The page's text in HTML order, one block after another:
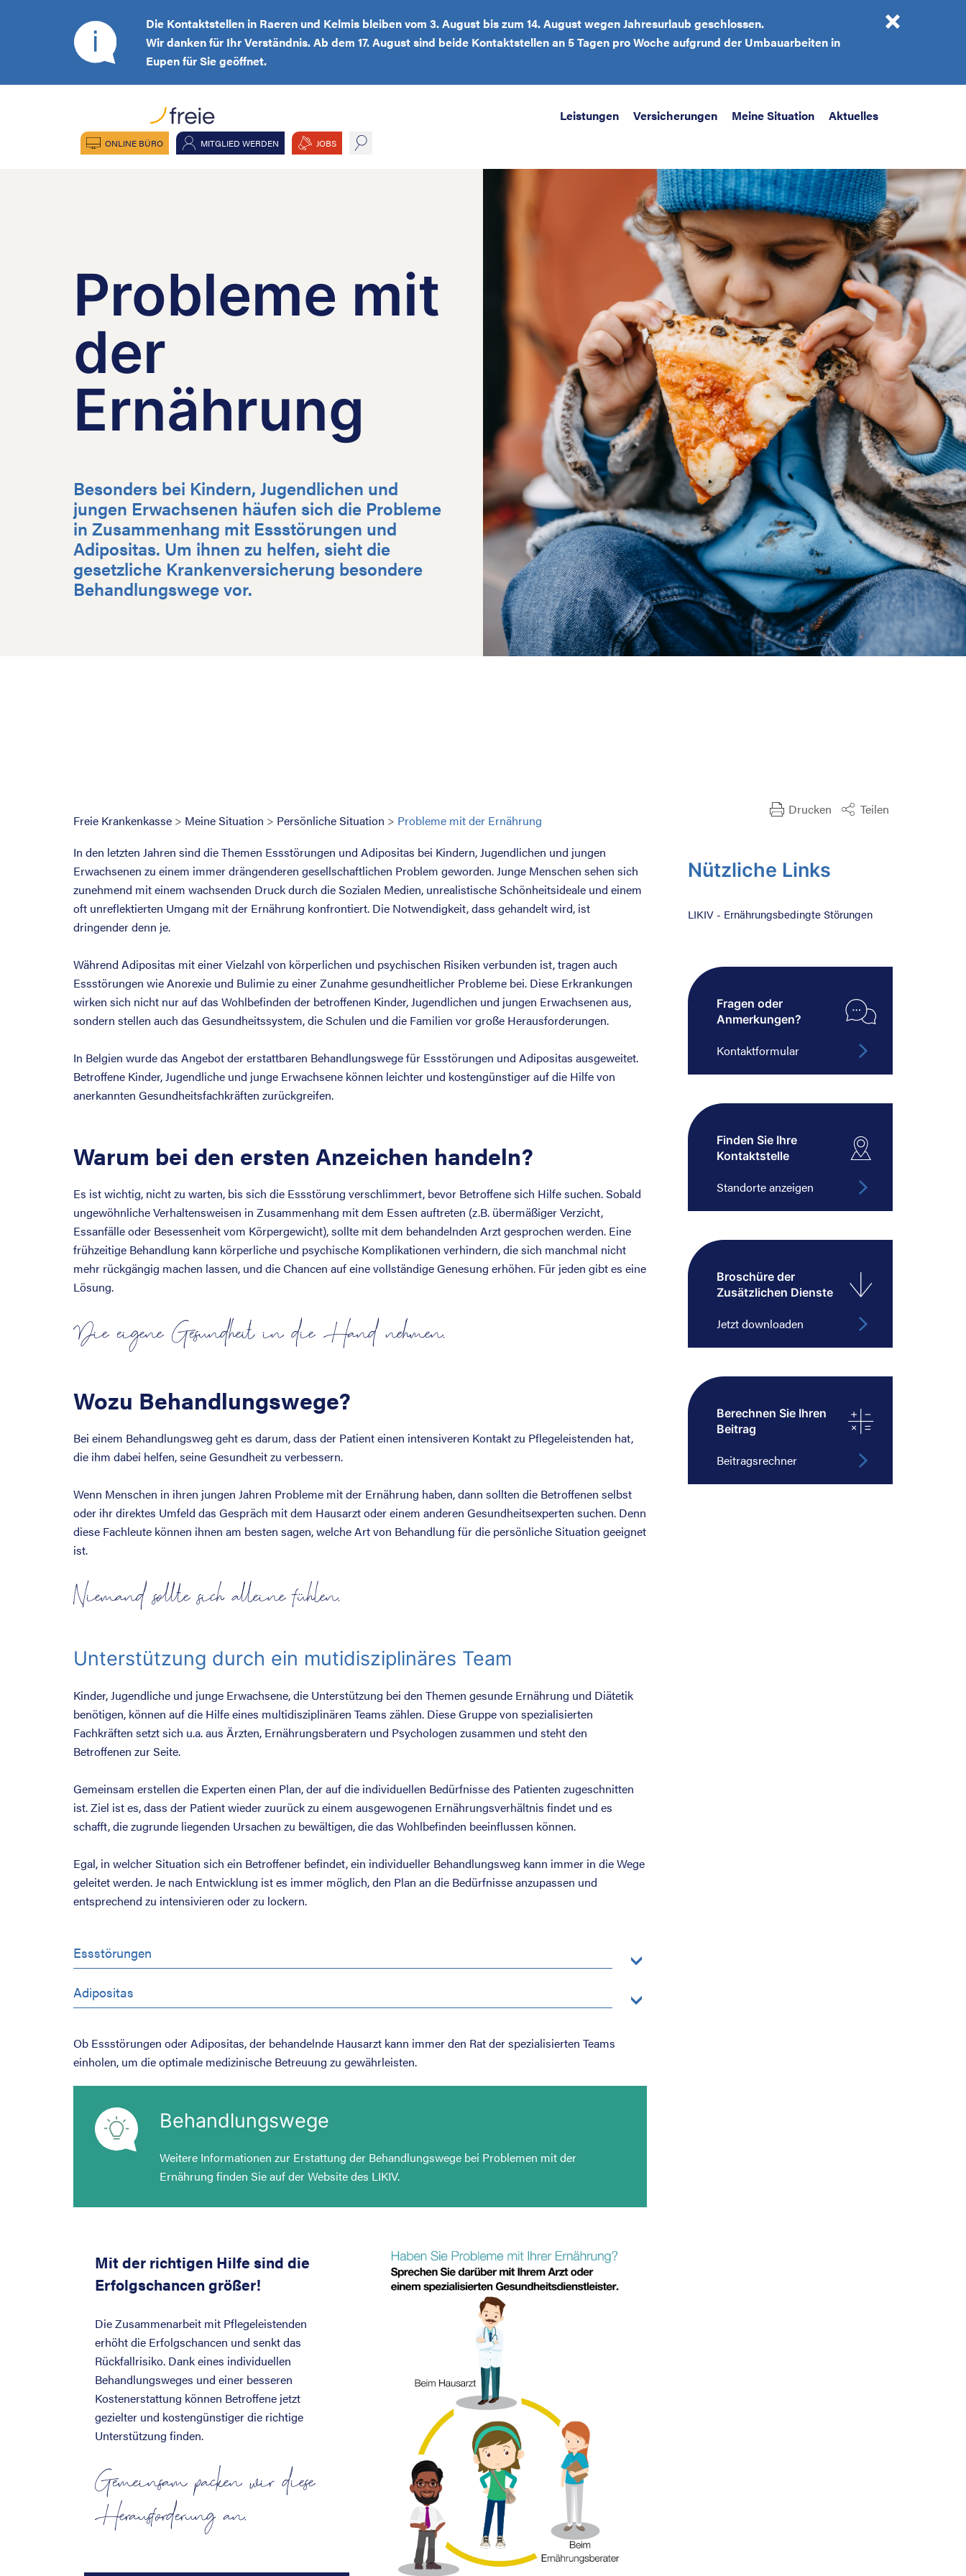
Die Kontaktstellen in Raeren und Kelmis bleiben vom 3. August bis zum 14. August wegen Jahresurlaub geschlossen.
Wir danken für Ihr Verständnis. Ab dem 17. August sind beide Kontaktstellen an 5 Tagen pro Woche aufgrund der Umbauarbeiten in
Eupen für Sie geöffnet.
Leistungen Versicherungen Meine Situation Aktuelles
ONLINE BÜRO MITGLIED WERDEN JOBS
Probleme mit
der
Ernährung
Besonders bei Kindern, Jugendlichen und
jungen Erwachsenen häufen sich die Probleme
in Zusammenhang mit Essstörungen und
Adipositas. Um ihnen zu helfen, sieht die
gesetzliche Krankenversicherung besondere
Behandlungswege vor.
Freie Krankenkasse > Meine Situation > Persönliche Situation > Probleme mit der Ernährung
In den letzten Jahren sind die Themen Essstörungen und Adipositas bei Kindern, Jugendlichen und jungen
Erwachsenen zu einem immer drängenderen gesellschaftlichen Problem geworden. Junge Menschen sehen sich
zunehmend mit einem wachsenden Druck durch die Sozialen Medien, unrealistische Schönheitsideale und einem
oft unreflektierten Umgang mit der Ernährung konfrontiert. Die Notwendigkeit, dass gehandelt wird, ist
dringender denn je.
Während Adipositas mit einer Vielzahl von körperlichen und psychischen Risiken verbunden ist, tragen auch
Essstörungen wie Anorexie und Bulimie zu einer Zunahme gesundheitlicher Probleme bei. Diese Erkrankungen
wirken sich nicht nur auf das Wohlbefinden der betroffenen Kinder, Jugendlichen und jungen Erwachsenen aus,
sondern stellen auch das Gesundheitssystem, die Schulen und die Familien vor große Herausforderungen.
In Belgien wurde das Angebot der erstattbaren Behandlungswege für Essstörungen und Adipositas ausgeweitet.
Betroffene Kinder, Jugendliche und junge Erwachsene können leichter und kostengünstiger auf die Hilfe von
anerkannten Gesundheitsfachkräften zurückgreifen.
Warum bei den ersten Anzeichen handeln?
Es ist wichtig, nicht zu warten, bis sich die Essstörung verschlimmert, bevor Betroffene sich Hilfe suchen. Sobald
ungewöhnliche Verhaltensweisen in Zusammenhang mit dem Essen auftreten (z.B. übermäßiger Verzicht,
Essanfälle oder Besessenheit vom Körpergewicht), sollte mit dem behandelnden Arzt gesprochen werden. Eine
frühzeitige Behandlung kann körperliche und psychische Komplikationen verhindern, die sich manchmal nicht
mehr rückgängig machen lassen, und die Chancen auf eine vollständige Genesung erhöhen. Für jeden gibt es eine
Lösung.
Die eigene Gesundheit in die Hand nehmen.
Wozu Behandlungswege?
Bei einem Behandlungsweg geht es darum, dass der Patient einen intensiveren Kontakt zu Pflegeleistenden hat,
die ihm dabei helfen, seine Gesundheit zu verbessern.
Wenn Menschen in ihren jungen Jahren Probleme mit der Ernährung haben, dann sollten die Betroffenen selbst
oder ihr direktes Umfeld das Gespräch mit dem Hausarzt oder einem anderen Gesundheitsexperten suchen. Denn
diese Fachleute können ihnen am besten sagen, welche Art von Behandlung für die persönliche Situation geeignet
ist.
Niemand sollte sich alleine fühlen.
Unterstützung durch ein mutidisziplinäres Team
Kinder, Jugendliche und junge Erwachsene, die Unterstützung bei den Themen gesunde Ernährung und Diätetik
benötigen, können auf die Hilfe eines multidisziplinären Teams zählen. Diese Gruppe von spezialisierten
Fachkräften setzt sich u.a. aus Ärzten, Ernährungsberatern und Psychologen zusammen und steht den
Betroffenen zur Seite.
Gemeinsam erstellen die Experten einen Plan, der auf die individuellen Bedürfnisse des Patienten zugeschnitten
ist. Ziel ist es, dass der Patient wieder zuurück zu einem ausgewogenen Ernährungsverhältnis findet und es
schafft, die zugrunde liegenden Ursachen zu bewältigen, die das Wohlbefinden beeinflussen können.
Egal, in welcher Situation sich ein Betroffener befindet, ein individueller Behandlungsweg kann immer in die Wege
geleitet werden. Je nach Entwicklung ist es immer möglich, den Plan an die Bedürfnisse anzupassen und
entsprechend zu intensivieren oder zu lockern.
Essstörungen
Adipositas
Ob Essstörungen oder Adipositas, der behandelnde Hausarzt kann immer den Rat der spezialisierten Teams
einholen, um die optimale medizinische Betreuung zu gewährleisten.
Behandlungswege
Weitere Informationen zur Erstattung der Behandlungswege bei Problemen mit der
Ernährung finden Sie auf derWebsite des LIKIV.
Mit der richtigen Hilfe sind die
Erfolgschancen größer!
Die Zusammenarbeit mit Pflegeleistenden
erhöht die Erfolgschancen und senkt das
Rückfallrisiko. Dank eines individuellen
Behandlungsweges und einer besseren
Kostenerstattung können Betroffene jetzt
gezielter und kostengünstiger die richtige
Unterstützung finden.
Gemeinsam packen wir diese
Herausforderung an.
Drucken Teilen
Nützliche Links
LIKIV - Ernährungsbedingte Störungen
Fragen oder
Anmerkungen?
Kontaktformular
Finden Sie Ihre
Kontaktstelle
Standorte anzeigen
Broschüre der
Zusätzlichen Dienste
Jetzt downloaden
Berechnen Sie Ihren
Beitrag
Beitragsrechner